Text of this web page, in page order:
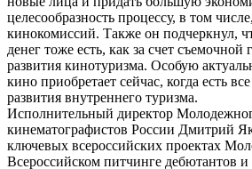
целесообразность процессу, в том
кинокомиссий. Также он подчеркнул,
денег тоже есть, как за счет
развития кинотуризма. Особую
кино приобретает сейчас, когда есть
развития внутреннего туризма.
Исполнительный директор
кинематографистов России Дмитрий
ключевых всероссийских проектах
Всероссийском питчинге дебютантов